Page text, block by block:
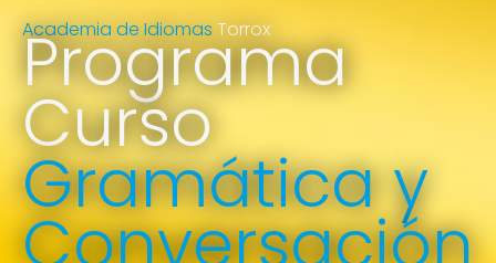
Academia de Idiomas Torrox
Programa
Curso
Gramática y
Conversación